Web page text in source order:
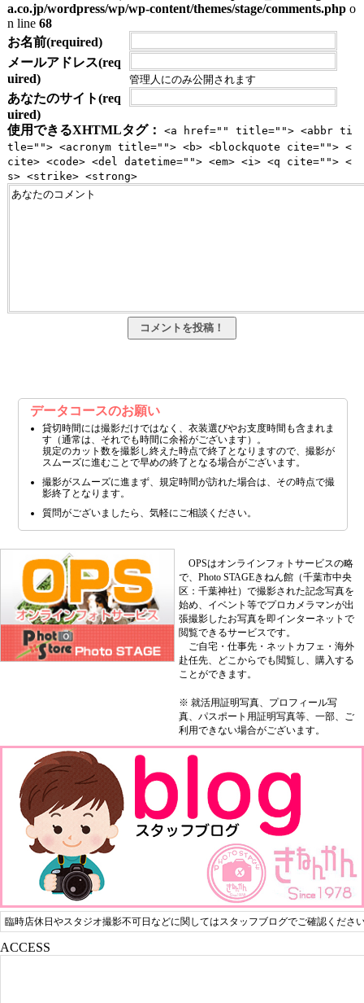
a.co.jp/wordpress/wp/wp-content/themes/stage/comments.phpo
n line 68
お名前(required)
メールアドレス(req
uired)
管理人にのみ公開されます
あなたのサイト(req
uired)
使用できるXHTMLタグ：
<a href="" title=""> <abbr ti
tle=""> <acronym title=""> <b> <blockquote cite=""> <
cite> <code> <del datetime=""> <em> <i> <q cite=""> <
s> <strike> <strong>
データコースのお願い
貸切時間には撮影だけではなく、衣装選びやお支度時間も含まれま
す（通常は、それでも時間に余裕がございます）。
規定のカット数を撮影し終えた時点で終了となりますので、撮影が
スムーズに進むことで早めの終了となる場合がございます。
撮影がスムーズに進まず、規定時間が訪れた場合は、その時点で撮
影終了となります。
質問がございましたら、気軽にご相談ください。
OPSはオンラインフォトサービスの略
で、Photo STAGEきねん館（千葉市中央
区：千葉神社）で撮影された記念写真を
始め、イベント等でプロカメラマンが出
張撮影したお写真を即インターネットで
閲覧できるサービスです。
ご自宅・仕事先・ネットカフェ・海外
赴任先、どこからでも閲覧し、購入する
ことができます。
※ 就活用証明写真、プロフィール写
真、パスポート用証明写真等、一部、ご
利用できない場合がございます。
臨時店休日やスタジオ撮影不可日などに関してはスタッフブログでご確認くださ
ACCESS